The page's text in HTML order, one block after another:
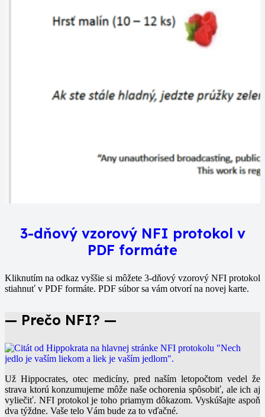
3-dňový vzorový NFI protokol v
PDF formáte
Kliknutím na odkaz vyššie si môžete 3-dňový vzorový NFI protokol
stiahnuť v PDF formáte. PDF súbor sa vám otvorí na novej karte.
— Prečo NFI? —
Už Hippocrates, otec medicíny, pred naším letopočtom vedel že
strava ktorú konzumujeme môže naše ochorenia spôsobiť, ale ich aj
vyliečiť. NFI protokol je toho priamym dôkazom. Vyskúšajte aspoň
dva týždne. Vaše telo Vám bude za to vďačné.